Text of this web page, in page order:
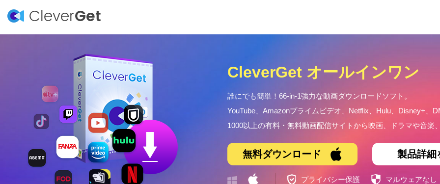
CleverGet
CleverGet オールインワン
誰にでも簡単！66-in-1強力な動画ダウンロードソフト。
YouTube、Amazonプライムビデオ、Netflix、Hulu、Disney+、
1000以上の有料・無料動画配信サイトから映画、ドラマや音
無料ダウンロード 製品詳
プライバシー保護 マルウェアなし